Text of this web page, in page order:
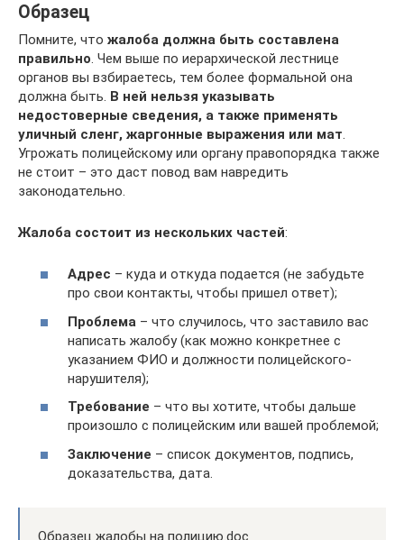
Образец
Помните, что жалоба должна быть составлена
правильно . Чем выше по иерархической лестнице
органов вы взбираетесь, тем более формальной она
должна быть. В ней нельзя указывать
недостоверные сведения, а также применять
уличный сленг, жаргонные выражения или мат
Угрожать полицейскому или органу правопорядка также
не стоит – это даст повод вам навредить
законодательно.
Жалоба состоит из нескольких частей:
Адрес – куда и откуда подается (не забудьте
про свои контакты, чтобы пришел ответ);
Проблема – что случилось, что заставило вас
написать жалобу (как можно конкретнее с
указанием ФИО и должности полицейского-
нарушителя);
Требование – что вы хотите, чтобы дальше
произошло с полицейским или вашей проблемой;
Заключение – список документов, подпись,
доказательства, дата.
Образец жалобы на полицию.doc